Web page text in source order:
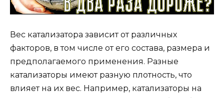
Вес катализатора зависит от различных
факторов, в том числе от его состава, размера и
предполагаемого применения. Разные
катализаторы имеют разную плотность, что
влияет на их вес. Например, катализаторы на